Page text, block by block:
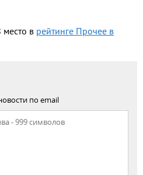
место в рейтинге Прочее в
по email